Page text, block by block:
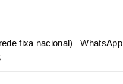
fixa nacional) WhatsApp